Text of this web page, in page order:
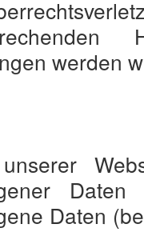
werden
Daten